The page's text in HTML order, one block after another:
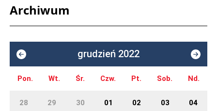
Archiwum
grudzień 2022
Pon. Wt. Śr. Czw. Pt. Sob. Nd.
28 29 30 01 02 03 04